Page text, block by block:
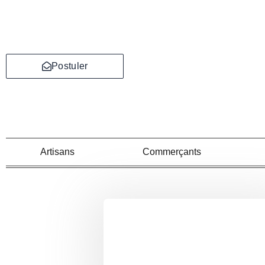
Postuler
Artisans Commerçants